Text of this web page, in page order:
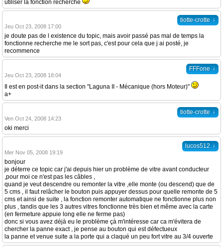
utiliser la fonction recherche
tiotte-crotte ↓
Jeu Oct 23, 2008 17:00
je doute pas de l existence du topic, mais avoir passé pas mal de temps la
fonctionne recherche me le sort pas, c'est pour cela que j ai posté, je
recommence
FFFone ↓
Jeu Oct 23, 2008 18:04
Il est en post-it dans la section "Laguna II - Mécanique (hors Moteur)"
a+
tiotte-crotte ↓
Ven Oct 24, 2008 14:23
oki merci
lucos512 ↓
Mer Nov 05, 2008 19:19
bonjour
je déterre ce topic car j'ai depuis hier un problème de vitre avant conducteur
,pour moi ce n'est pas les câbles ,
quand je veut descendre ou remonter la vitre ,elle monte (ou descend) que de
5 cms , il faut relâcher le bouton puis appuyer dessus pour quelle remonte de 5
cms et ainsi de suite , la fonction remonter automatique ne fonctionne plus non
plus , tandis que les 3 autres vitres fonctionne très bien et même avec la carte
(en fermeture appuie long elle ne ferme pas)
donc si vous avez déjà eu le problème çà m'intéresse car ca m'évitera de
chercher la panne exact , je pense au bouton qui est défectueux
la panne et venue suite a la porte qui a claqué un peu fort vitre au 3/4 ouverte